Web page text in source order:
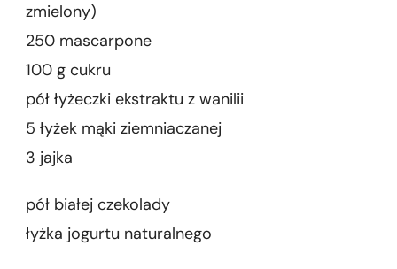
zmielony)
250 mascarpone
100 g cukru
pół łyżeczki ekstraktu z wanilii
5 łyżek mąki ziemniaczanej
3 jajka
pół białej czekolady
łyżka jogurtu naturalnego